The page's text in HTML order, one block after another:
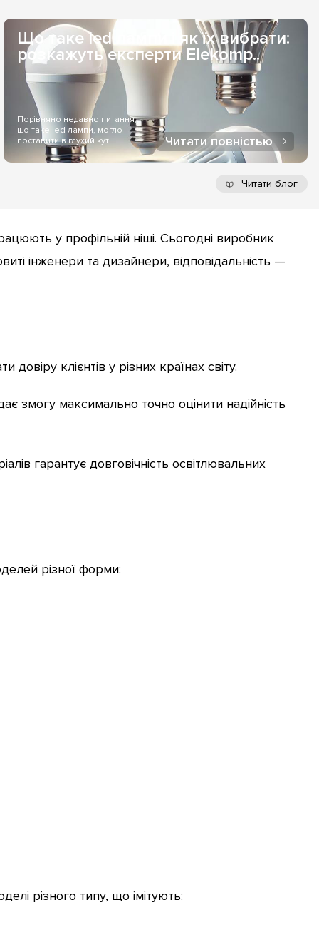
Що таке led лампи і як їх вибрати:
розкажуть експерти Elekomp..
Порівняно недавно питання,
що таке led лампи, могло
поставити в глухий кут
більшість людей..
Читати повністью
Читати блог
у профільній ніші. Сьогодні виробник
інженери та дизайнери, відповідальність —
клієнтів у різних країнах світу.
змогу максимально точно оцінити надійність
гарантує довговічність освітлювальних
різної форми:
різного типу, що імітують: